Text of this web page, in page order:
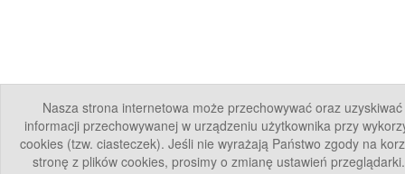
Nasza strona internetowa może przechowywać oraz
informacji przechowywanej w urządzeniu użytkownika przy
cookies (tzw. ciasteczek). Jeśli nie wyrażają Państwo zgody na
stronę z plików cookies, prosimy o zmianę ustawień